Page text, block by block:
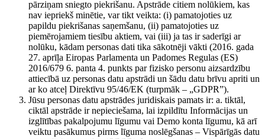
pārziņam sniegto piekrišanu. Apstrāde citiem nolūkiem, kas
nav iepriekš minētie, var tikt veikta: (i) pamatojoties uz
papildu piekrišanas saņemšanu, (ii) pamatojoties uz
piemērojamiem tiesību aktiem, vai (iii) ja tas ir saderīgi ar
nolūku, kādam personas dati tika sākotnēji vākti (2016. gada
27. aprīļa Eiropas Parlamenta un Padomes Regulas (ES)
2016/679 6. panta 4. punkts par fizisko personu aizsardzību
attiecībā uz personas datu apstrādi un šādu datu brīvu apriti un
ar ko atceļ Direktīvu 95/46/EK (turpmāk – „GDPR”).
Jūsu personas datu apstrādes juridiskais pamats ir: a. tiktāl,
ciktāl apstrāde ir nepieciešama, lai izpildītu Informācijas un
izglītības pakalpojumu līgumu vai Demo konta līgumu, kā arī
veiktu pasākumus pirms līguma noslēgšanas – Vispārīgās datu